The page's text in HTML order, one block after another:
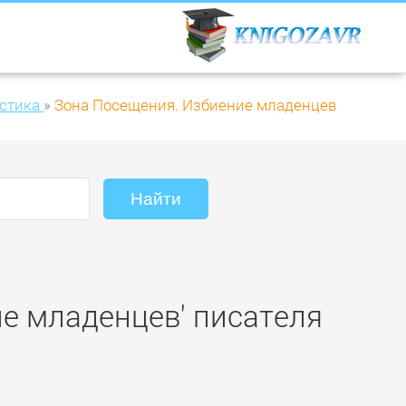
» Зона Посещения. Избиение младенцев
младенцев' писателя